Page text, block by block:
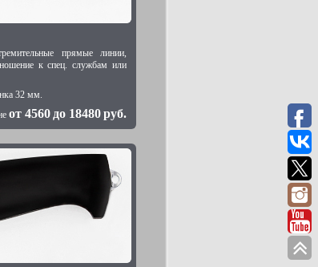
прямые линии,
к спец. службам или
32 мм.
от 4560 до 18480руб.